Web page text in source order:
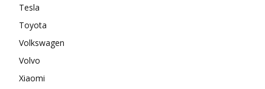
Tesla
Toyota
Volkswagen
Volvo
Xiaomi